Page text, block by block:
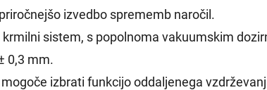
izvedbo sprememb naročil.
sistem, s popolnoma vakuumskim
0,3 mm.
izbrati funkcijo oddaljenega